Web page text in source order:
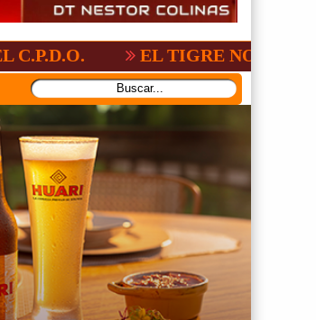
EL TIGRE NO PERDONO A